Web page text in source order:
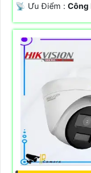
️📡 Ưu Điểm : Công